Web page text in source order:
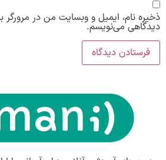
ذخیره نام، ایمیل و وبسایت من در مرورگر
دیدگاهی می‌نویسم.